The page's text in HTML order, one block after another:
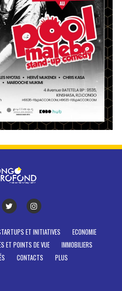
ET INITIATIVES
ECONOMIE
ET POINTS DE VUE
IMMOBILIERS
CONTACTS PLUS